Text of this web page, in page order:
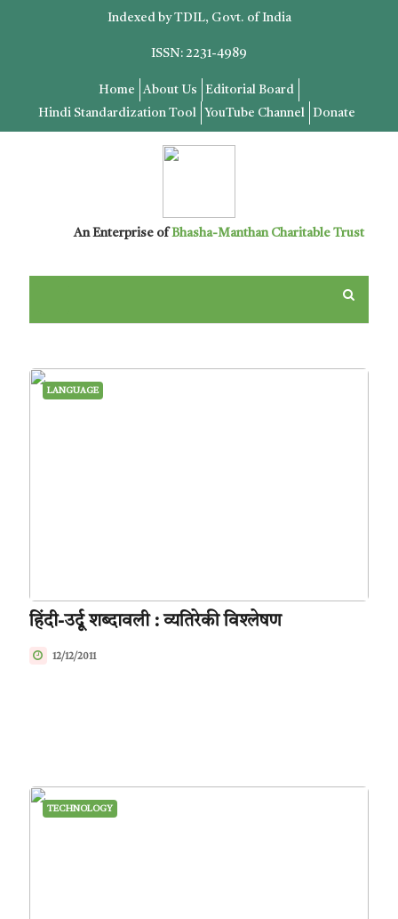
Indexed by TDIL, Govt. of India
ISSN: 2231-4989
Home About Us
Editorial Board
Hindi Standardization Tool
YouTube Channel Donate
An Enterprise ofBhasha-Manthan Charitable Trust
LANGUAGE
हिंदी-उर्दू शब्दावली : व्यतिरेकी विश्‍लेषण
12/12/2011
TECHNOLOGY